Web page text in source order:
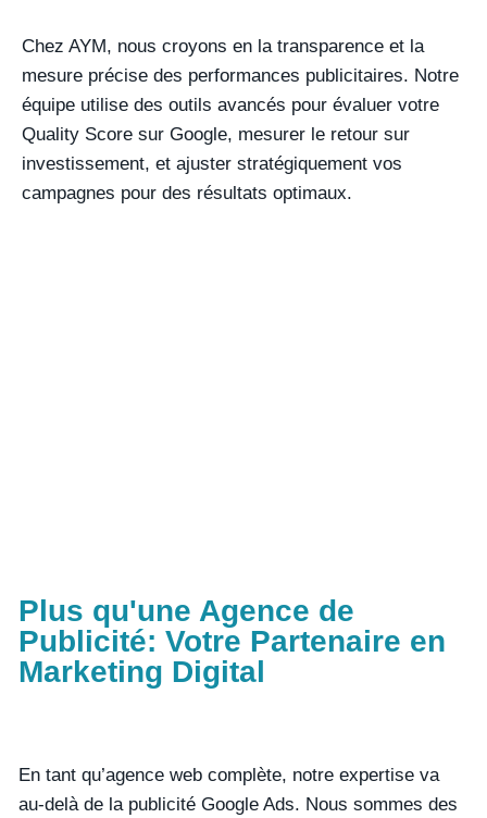
Chez AYM, nous croyons en la transparence et la
mesure précise des performances publicitaires. Notre
équipe utilise des outils avancés pour évaluer votre
Quality Score sur Google, mesurer le retour sur
investissement, et ajuster stratégiquement vos
campagnes pour des résultats optimaux.
Plus qu'une Agence de
Publicité: Votre Partenaire en
Marketing Digital
En tant qu’agence web complète, notre expertise va
au-delà de la publicité Google Ads. Nous sommes des